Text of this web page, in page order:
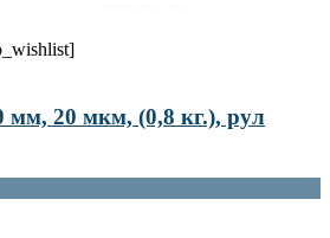
мм, 20 мкм, (0,8 кг.), рул